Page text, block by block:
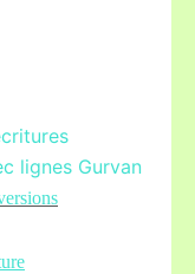
lignes Gurvan